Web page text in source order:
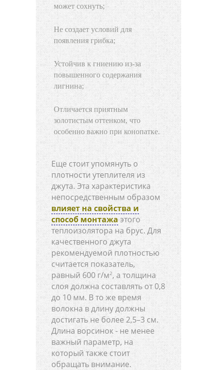
может сохнуть;
Не создает условий для
появления грибка;
Устойчив к гниению из-за
повышенного содержания
лигнина;
Отличается приятным
золотистым оттенком, что
особенно важно при конопатке.
Еще стоит упомянуть о
плотности утеплителя из
джута. Эта характеристика
непосредственным образом
влияет на свойства и
способ монтажа этого
теплоизолятора на брус. Для
качественного джута
рекомендуемой плотностью
считается показатель,
равный 600 г/м2, а толщина
слоя должна составлять от 0,8
до 10 мм. В то же время
волокна в длину должны
достигать не более 2,5–3 см.
Длина ворсинок - не менее
важный параметр, на
который также стоит
обращать внимание.